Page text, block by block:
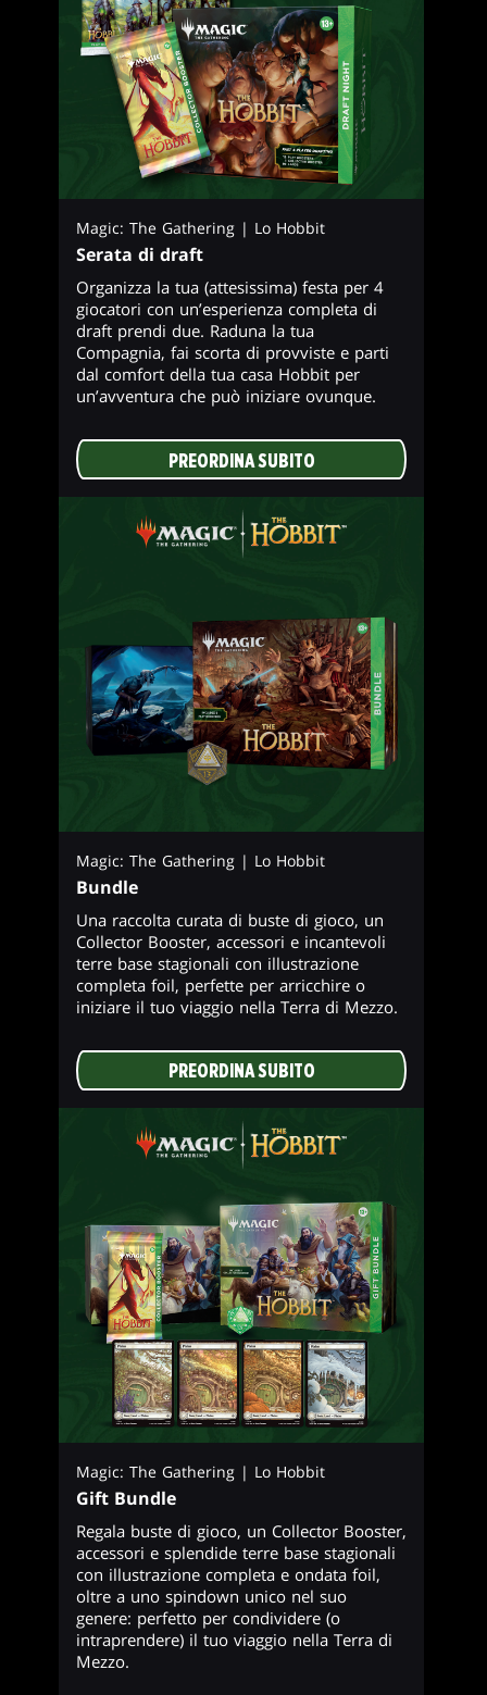
Magic: The Gathering | Lo Hobbit
Serata di draft
Organizza la tua (attesissima) festa per 4
giocatori con un’esperienza completa di
draft prendi due. Raduna la tua
Compagnia, fai scorta di provviste e parti
dal comfort della tua casa Hobbit per
un’avventura che può iniziare ovunque.
PREORDINA SUBITO
Magic: The Gathering | Lo Hobbit
Bundle
Una raccolta curata di buste di gioco, un
Collector Booster, accessori e incantevoli
terre base stagionali con illustrazione
completa foil, perfette per arricchire o
iniziare il tuo viaggio nella Terra di Mezzo.
PREORDINA SUBITO
Magic: The Gathering | Lo Hobbit
Gift Bundle
Regala buste di gioco, un Collector Booster,
accessori e splendide terre base stagionali
con illustrazione completa e ondata foil,
oltre a uno spindown unico nel suo
genere: perfetto per condividere (o
intraprendere) il tuo viaggio nella Terra di
Mezzo.